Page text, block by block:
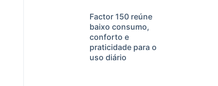
Factor 150 reúne
baixo consumo,
conforto e
praticidade para o
uso diário